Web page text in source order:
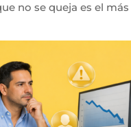
no se queja es el más